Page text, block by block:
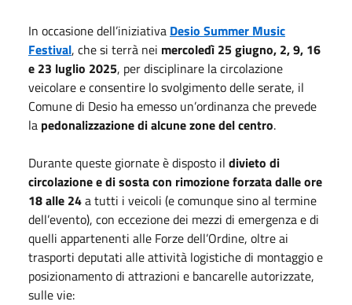
In occasione dell’iniziativa Desio Summer Music
Festival, che si terrà nei mercoledì 25 giugno, 2, 9, 16
e 23 luglio 2025, per disciplinare la circolazione
veicolare e consentire lo svolgimento delle serate, il
Comune di Desio ha emesso un’ordinanza che prevede
la pedonalizzazione di alcune zone del centro.
Durante queste giornate è disposto il divieto di
circolazione e di sosta con rimozione forzata dalle ore
18 alle 24a tutti i veicoli (e comunque sino al termine
dell’evento), con eccezione dei mezzi di emergenza e di
quelli appartenenti alle Forze dell’Ordine, oltre ai
trasporti deputati alle attività logistiche di montaggio e
posizionamento di attrazioni e bancarelle autorizzate,
sulle vie: